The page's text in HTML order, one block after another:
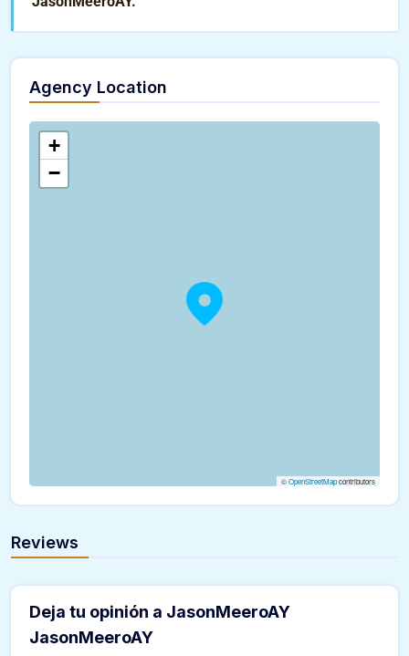
Agency Location
+
−
©OpenStreetMapcontributors
Reviews
Deja tu opinión a JasonMeeroAY
JasonMeeroAY